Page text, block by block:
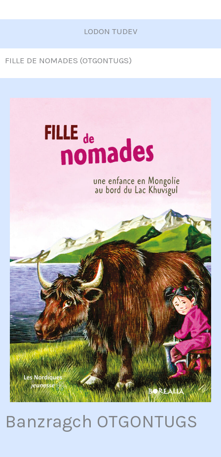
LODON TUDEV
FILLE DE NOMADES (OTGONTUGS)
Banzragch OTGONTUGS